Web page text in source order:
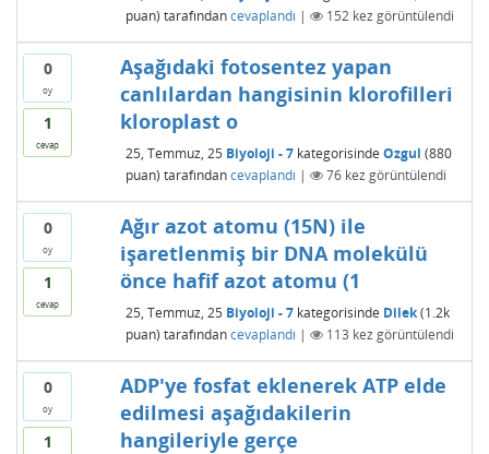
puan) tarafından cevaplandı | 152kez görüntülendi
0
oy
1
cevap
Aşağıdaki fotosentez yapan
canlılardan hangisinin klorofilleri
kloroplast o
25, Temmuz, 25 Biyoloji - 7kategorisinde Ozgul (880
puan) tarafından cevaplandı | 76kez görüntülendi
0
oy
1
cevap
Ağır azot atomu (15N) ile
işaretlenmiş bir DNA molekülü
önce hafif azot atomu (1
25, Temmuz, 25 Biyoloji - 7kategorisinde Dilek (1.2k
puan) tarafından cevaplandı | 113 kez görüntülendi
0
oy
1
ADP'ye fosfat eklenerek ATP elde
edilmesi aşağıdakilerin
hangileriyle gerçe